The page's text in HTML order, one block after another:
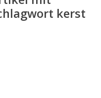
kerst